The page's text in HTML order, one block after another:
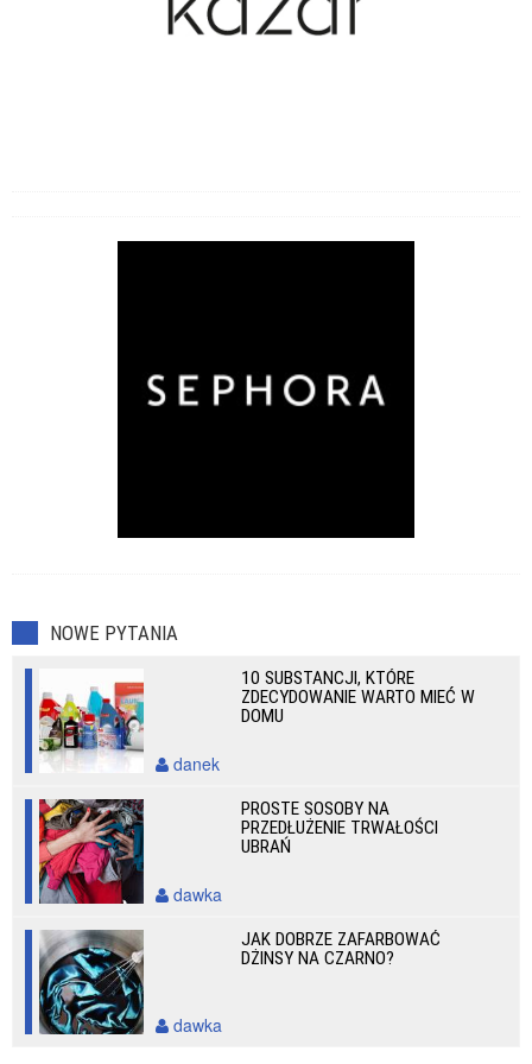
NOWE PYTANIA
10 SUBSTANCJI, KTÓRE
ZDECYDOWANIE WARTO MIEĆ W
DOMU
danek
PROSTE SOSOBY NA
PRZEDŁUŻENIE TRWAŁOŚCI
UBRAŃ
dawka
JAK DOBRZE ZAFARBOWAĆ
DŻINSY NA CZARNO?
dawka